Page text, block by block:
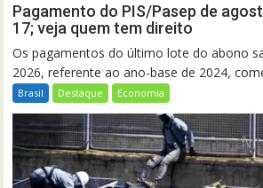
Pagamento do PIS/Pasep de
17; veja quem tem direito
Os pagamentos do último lote do abono
2026, referente ao ano-base de 2024,
Brasil Destaque Economia